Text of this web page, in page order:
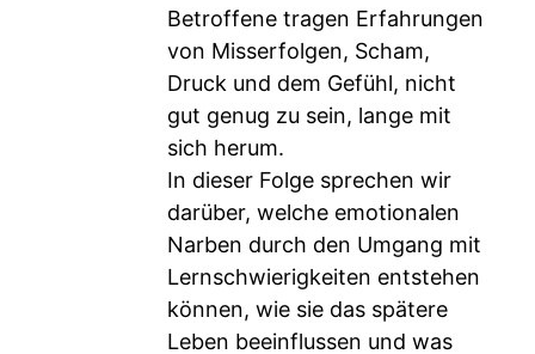
Betroffene tragen Erfahrungen
von Misserfolgen, Scham,
Druck und dem Gefühl, nicht
gut genug zu sein, lange mit
sich herum.
In dieser Folge sprechen wir
darüber, welche emotionalen
Narben durch den Umgang mit
Lernschwierigkeiten entstehen
können, wie sie das spätere
Leben beeinflussen und was